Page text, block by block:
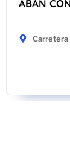
ABAN
Carretera